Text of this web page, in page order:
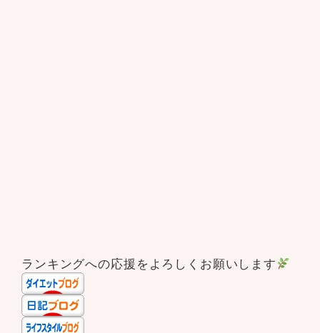
ランキングへの応援をよろしくお願いします